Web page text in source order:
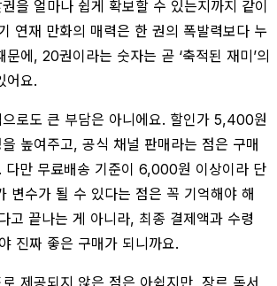
을 얼마나 쉽게 확보할 수 있는지까지 같이
연재 만화의 매력은 한 권의 폭발력보다 누
에, 20권이라는 숫자는 곧 ‘축적된 재미’의
어요.
로도 큰 부담은 아니에요. 할인가 5,400원
높여주고, 공식 채널 판매라는 점은 구매
다만 무료배송 기준이 6,000원 이상이라 단
변수가 될 수 있다는 점은 꼭 기억해야 해
고 끝나는 게 아니라, 최종 결제액과 수령
진짜 좋은 구매가 되니까요.
제공되지 않은 점은 아쉽지만, 장르 독서